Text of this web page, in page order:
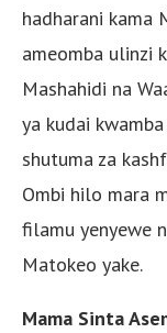
hadharani kama
ameomba ulinzi
Mashahidi na
ya kudai
shutuma za
Ombi hilo mara
filamu yenyewe
Matokeo yake.
Mama Sinta